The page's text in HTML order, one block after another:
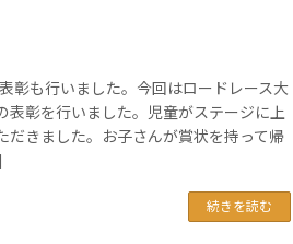
彰も行いました。今回はロードレース大
表彰を行いました。児童がステージに上
だきました。お子さんが賞状を持って帰
続きを読む